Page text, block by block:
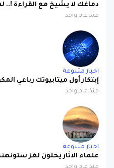
دماغك لا يشيخ مع القراءة !..
منذ عام واحد
اخبار متنوعة
إبتكار أول ميتابيوتك رباعي
منذ عام واحد
اخبار متنوعة
علماء الآثار يحلون لغز